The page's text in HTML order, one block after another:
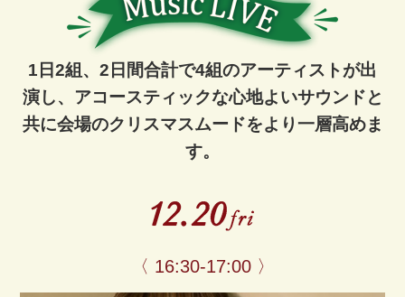
1日2組、2日間合計で4組のアーティストが出
演し、アコースティックな心地よいサウンドと
共に会場のクリスマスムードをより一層高めま
す。
〈 16:30-17:00 〉